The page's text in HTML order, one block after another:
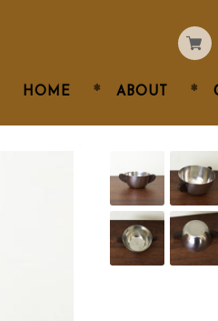
HOME ABOUT